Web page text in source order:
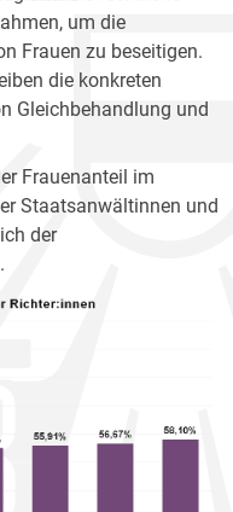
um die
Frauen zu beseitigen.
die konkreten
Gleichbehandlung und
Frauenanteil im
Staatsanwältinnen und
der